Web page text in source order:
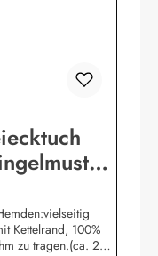
Kettelrand, 100%
zu tragen.(ca. 225